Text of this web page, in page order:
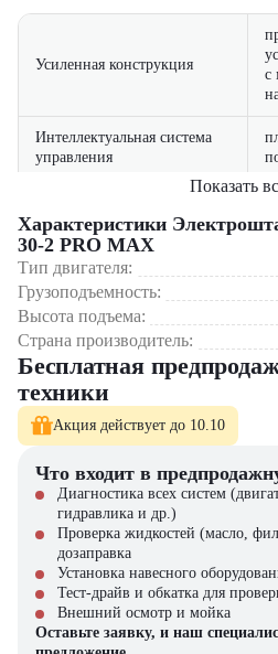
Усиленная конструкция
с
Интеллектуальная система
управления
оператора
Энергоэффективность
Где применяется JAC CDD16-30-2
Крупные распределительные
обработки грузопотоков
Производственные предприятия –
заготовками и готовой продукцией
Оптовые базы – эффективное
Строительные площадки –
материалов
Сельскохозяйственные предприятия
крупногабаритными грузами
Почему стоит выбрать JAC
Улучшенной системой охлаждения
Усиленными подшипниками и
Защищенной электропроводкой
Удлиненным сроком службы
Компания "ЦТО" –
Показать
Характеристики
30-2 PRO MAX
Тип двигателя:
Грузоподъемность:
Высота подъема:
Страна производитель:
Бесплатная
техники
Акция действует до 10.10
Что входит в
Диагностика всех систем
гидравлика и др.)
Проверка жидкостей (масло,
дозаправка
Установка навесного
Тест-драйв и обкатка для
Внешний осмотр и мойка
Оставьте заявку, и наш